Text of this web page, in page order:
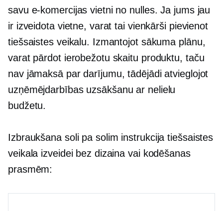
savu e-komercijas vietni no nulles. Ja jums jau
ir izveidota vietne, varat tai vienkārši pievienot
tiešsaistes veikalu. Izmantojot sākuma plānu,
varat pārdot ierobežotu skaitu produktu, taču
nav jāmaksā par darījumu, tādējādi atvieglojot
uzņēmējdarbības uzsākšanu ar nelielu
budžetu.
Izbraukšana soli pa solim instrukcija tiešsaistes
veikala izveidei bez dizaina vai kodēšanas
prasmēm: